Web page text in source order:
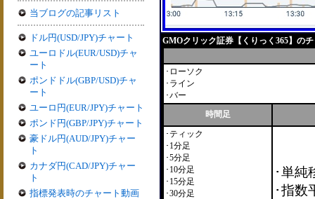
当ブログの記事リスト
ドル円(USD/JPY)チャート
ユーロドル(EUR/USD)チャ
ート
ポンドドル(GBP/USD)チャ
ート
ユーロ円(EUR/JPY)チャート
ポンド円(GBP/JPY)チャート
豪ドル円(AUD/JPY)チャー
ト
カナダ円(CAD/JPY)チャー
ト
指標発表時のチャート動画
GMOクリック証券【くりっく365】の
･ローソク
･ライン
･バー
時間足
･ティック
･1分足
･5分足
･10分足
･15分足
･30分足
･単純
･指数